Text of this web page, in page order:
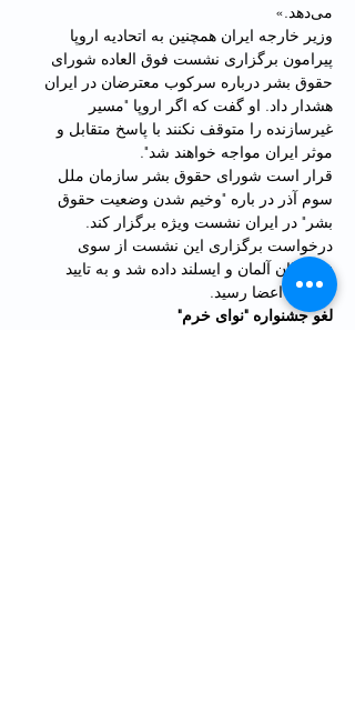
می‌دهد.»
وزیر خارجه ایران همچنین به اتحادیه اروپا
پیرامون برگزاری نشست فوق العاده شورای
حقوق بشر درباره سرکوب معترضان در ایران
هشدار داد. او گفت که اگر اروپا "مسیر
غیرسازنده را متوقف نکنند با پاسخ متقابل و
موثر ایران مواجه خواهند شد".
قرار است شورای حقوق بشر سازمان ملل
سوم آذر در باره "وخیم شدن وضعیت حقوق
بشر" در ایران نشست ویژه برگزار ‌کند.
درخواست برگزاری این نشست از سوی
نمایندگان آلمان و ایسلند داده شد و به تایید
اکثریت اعضا رسید.
لغو جشنواره "نوای خرم"